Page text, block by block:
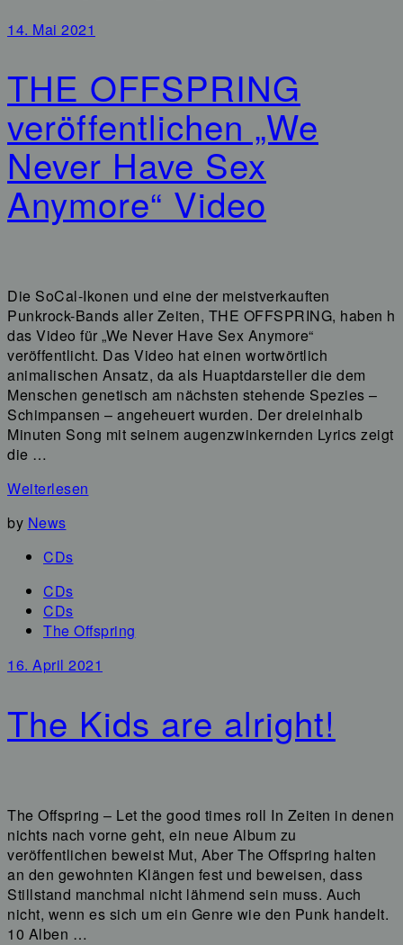
14. Mai 2021
THE OFFSPRING
veröffentlichen „We
Never Have Sex
Anymore“ Video
Die SoCal-Ikonen und eine der meistverkauften
Punkrock-Bands aller Zeiten, THE OFFSPRING, haben h
das Video für „We Never Have Sex Anymore“
veröffentlicht. Das Video hat einen wortwörtlich
animalischen Ansatz, da als Huaptdarsteller die dem
Menschen genetisch am nächsten stehende Spezies –
Schimpansen – angeheuert wurden. Der dreieinhalb
Minuten Song mit seinem augenzwinkernden Lyrics zeigt
die …
Weiterlesen
by News
CDs
CDs
CDs
The Offspring
16. April 2021
The Kids are alright!
The Offspring – Let the good times roll In Zeiten in denen
nichts nach vorne geht, ein neue Album zu
veröffentlichen beweist Mut, Aber The Offspring halten
an den gewohnten Klängen fest und beweisen, dass
Stillstand manchmal nicht lähmend sein muss. Auch
nicht, wenn es sich um ein Genre wie den Punk handelt.
10 Alben …